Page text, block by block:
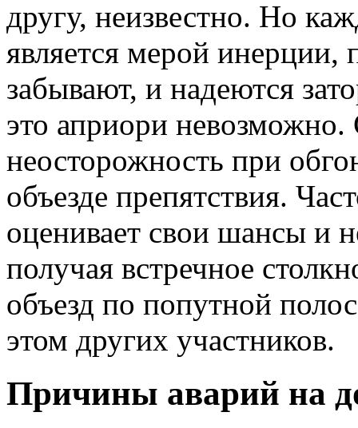
другу, неизвестно. Но
является мерой инерции,
забывают, и надеются
это априори
неосторожность при
объезде препятствия.
оценивает свои шансы и
получая встречное
объезд по попутной
этом других участников.
Причины аварий на